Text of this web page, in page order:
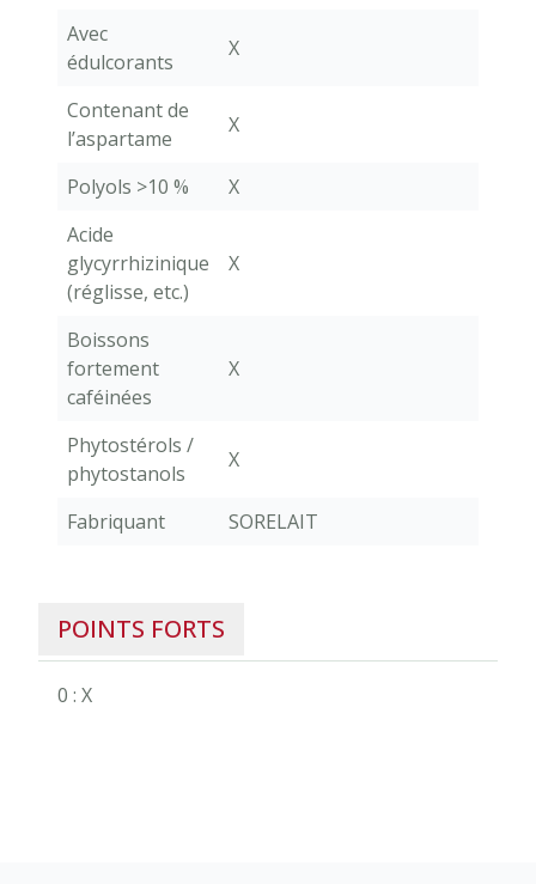
Avec
édulcorants
X
Contenant de
l’aspartame
X
Polyols >10 %
X
Acide
glycyrrhizinique
(réglisse, etc.)
X
Boissons
fortement
caféinées
X
Phytostérols /
phytostanols
X
Fabriquant SORELAIT
POINTS FORTS
0 : X